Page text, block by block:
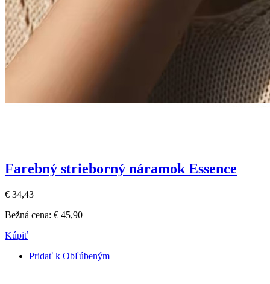
Farebný strieborný náramok Essence
€ 34,43
Bežná cena: € 45,90
Kúpiť
Pridať k Obľúbeným